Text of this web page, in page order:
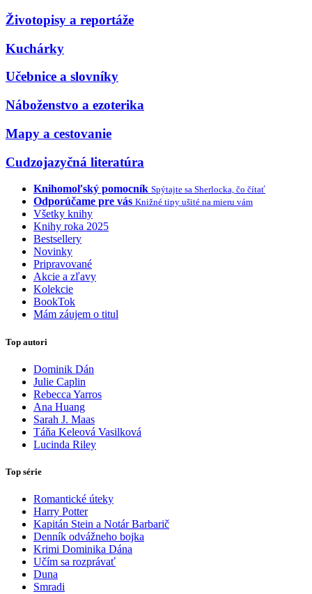
Životopisy a reportáže
Kuchárky
Učebnice a slovníky
Náboženstvo a ezoterika
Mapy a cestovanie
Cudzojazyčná literatúra
Knihomoľský pomocník Spýtajte sa Sherlocka, čo čítať
Odporúčame pre vás Knižné tipy ušité na mieru vám
Všetky knihy
Knihy roka 2025
Bestsellery
Novinky
Pripravované
Akcie a zľavy
Kolekcie
BookTok
Mám záujem o titul
Top autori
Dominik Dán
Julie Caplin
Rebecca Yarros
Ana Huang
Sarah J. Maas
Táňa Keleová Vasilková
Lucinda Riley
Top série
Romantické úteky
Harry Potter
Kapitán Stein a Notár Barbarič
Denník odvážneho bojka
Krimi Dominika Dána
Učím sa rozprávať
Duna
Smradi